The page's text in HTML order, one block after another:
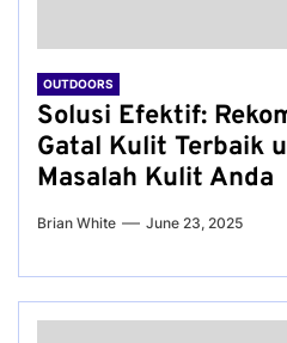
OUTDOORS
Solusi Efektif:
Gatal Kulit Terbaik
Masalah Kulit Anda
Brian White June 23, 2025